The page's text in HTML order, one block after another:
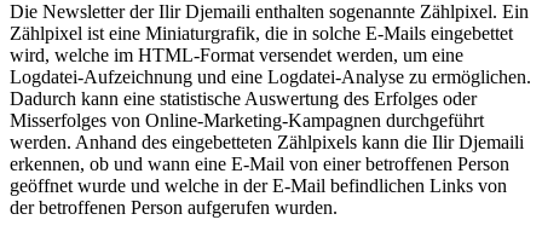
Die Newsletter der Ilir Djemaili enthalten sogenannte Zählpixel. Ein
Zählpixel ist eine Miniaturgrafik, die in solche E-Mails eingebettet
wird, welche im HTML-Format versendet werden, um eine
Logdatei-Aufzeichnung und eine Logdatei-Analyse zu ermöglichen.
Dadurch kann eine statistische Auswertung des Erfolges oder
Misserfolges von Online-Marketing-Kampagnen durchgeführt
werden. Anhand des eingebetteten Zählpixels kann die Ilir Djemaili
erkennen, ob und wann eine E-Mail von einer betroffenen Person
geöffnet wurde und welche in der E-Mail befindlichen Links von
der betroffenen Person aufgerufen wurden.